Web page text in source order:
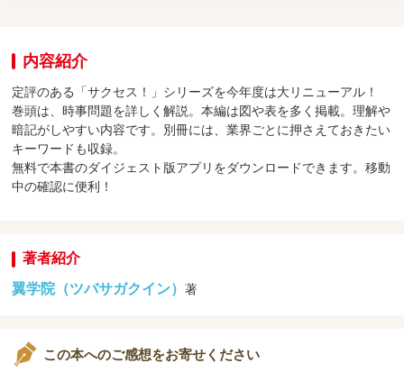
内容紹介
定評のある「サクセス！」シリーズを今年度は大リニューアル！
巻頭は、時事問題を詳しく解説。本編は図や表を多く掲載。理解や
暗記がしやすい内容です。別冊には、業界ごとに押さえておきたい
キーワードも収録。
無料で本書のダイジェスト版アプリをダウンロードできます。移動
中の確認に便利！
著者紹介
翼学院（ツバサガクイン）著
この本へのご感想をお寄せください